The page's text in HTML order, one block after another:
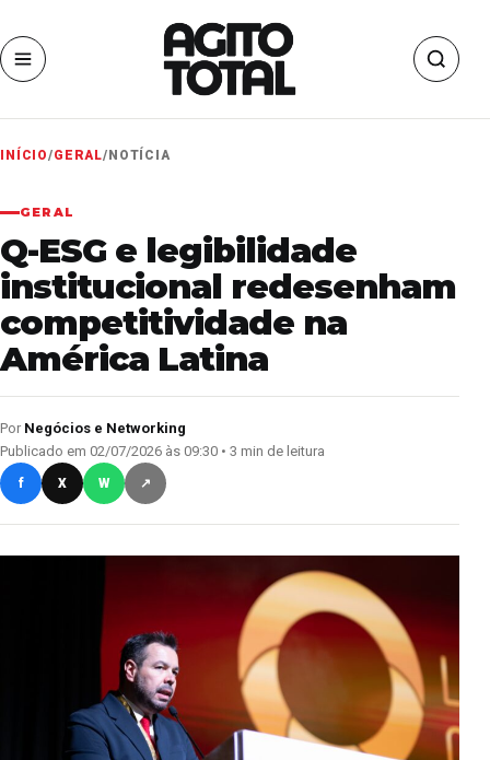
INÍCIO/GERAL/ NOTÍCIA
GERAL
Q-ESG e legibilidade
institucional redesenham
competitividade na
América Latina
Por Negócios e Networking
Publicado em 02/07/2026 às 09:30 • 3 min de leitura
f X W ↗